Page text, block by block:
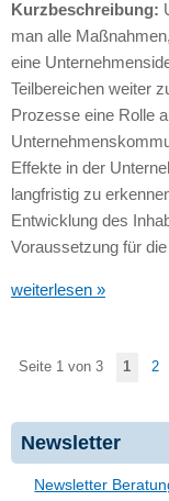
Kurzbeschreibung:
man alle
eine
Teilbereichen weiter
Prozesse eine Rolle
Effekte in der
langfristig zu
Entwicklung des
Voraussetzung für
weiterlesen »
Seite 1 von 3 1 2
Newsletter
Newsletter